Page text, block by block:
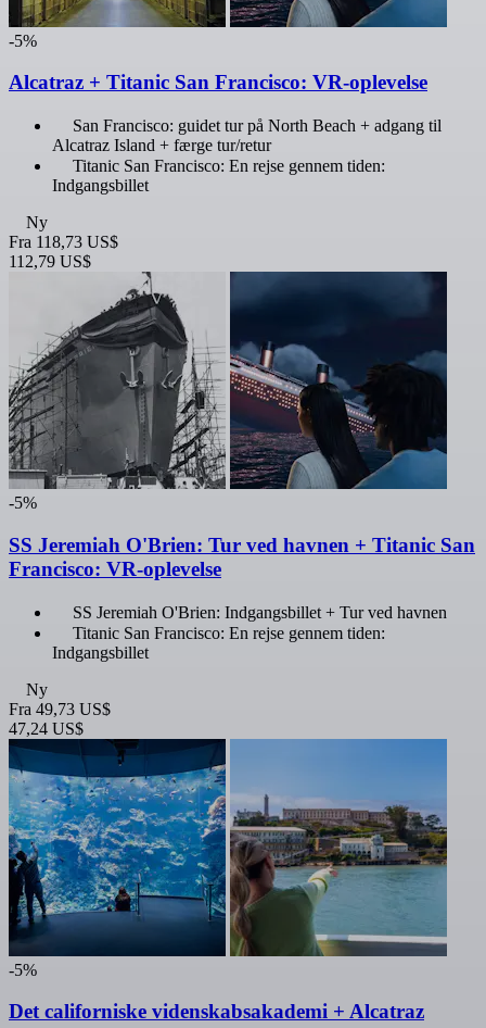
-5%
Alcatraz + Titanic San Francisco: VR-oplevelse
San Francisco: guidet tur på North Beach + adgang til
Alcatraz Island + færge tur/retur
Titanic San Francisco: En rejse gennem tiden:
Indgangsbillet
Ny
Fra 118,73 US$
112,79 US$
-5%
SS Jeremiah O'Brien: Tur ved havnen + Titanic San
Francisco: VR-oplevelse
SS Jeremiah O'Brien: Indgangsbillet + Tur ved havnen
Titanic San Francisco: En rejse gennem tiden:
Indgangsbillet
Ny
Fra 49,73 US$
47,24 US$
-5%
Det californiske videnskabsakademi + Alcatraz